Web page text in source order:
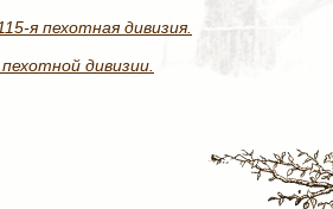
я пехотная дивизия.
дивизии.